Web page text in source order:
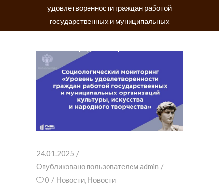
удовлетворенности граждан работой
государственных и муниципальных
организаций культуры, искусства и
24.01.2025
Опубликовано пользователемadmin
0
Новости, Новости